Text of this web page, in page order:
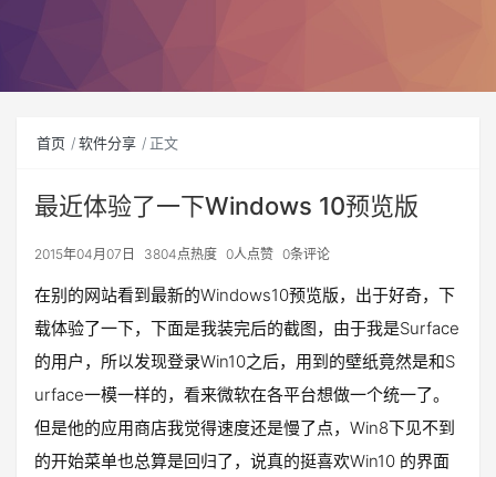
首页 软件分享 正文
最近体验了一下Windows 10预览版
2015年04月07日 3804点热度 0人点赞 0条评论
在别的网站看到最新的Windows10预览版，出于好奇，下
载体验了一下，下面是我装完后的截图，由于我是Surface
的用户，所以发现登录Win10之后，用到的壁纸竟然是和S
urface一模一样的，看来微软在各平台想做一个统一了。
但是他的应用商店我觉得速度还是慢了点，Win8下见不到
的开始菜单也总算是回归了，说真的挺喜欢Win10 的界面